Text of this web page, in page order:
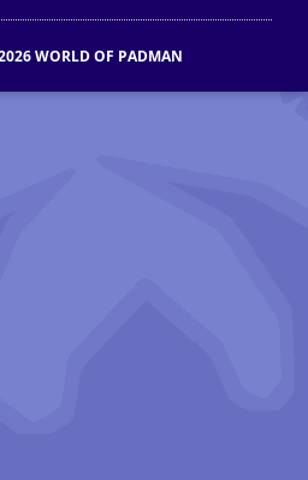
WORLD OF PADMAN